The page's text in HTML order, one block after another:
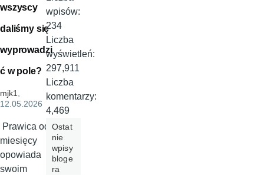
wszyscy
daliśmy się
wyprowadzi
ć w pole?
mjk1,
12.05.2026
Prawica od
miesięcy
opowiada
swoim
wpisów:
234
Liczba
wyświetleń:
297,911
Liczba
komentarzy:
4,469
Ostat
nie
wpisy
bloge
ra